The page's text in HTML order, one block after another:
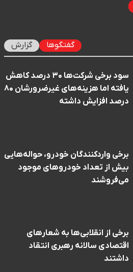
گفتگوها گزارش
سود برخی شرکت‌ها ۳۰ درصد کاهش
یافته اما هزینه‌های غیرضرورشان ۸۰
درصد افزایش داشته
برخی واردکنندگان خودرو، حواله‌هایی
بیش از تعداد خودروهای موجود
می‌فروشند
برخی از انقلابی‌ها به شعارهای
اقتصادی سالانه رهبری انتقاد
داشتند